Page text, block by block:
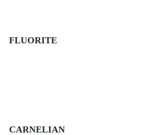
FLUORITE
CARNELIAN